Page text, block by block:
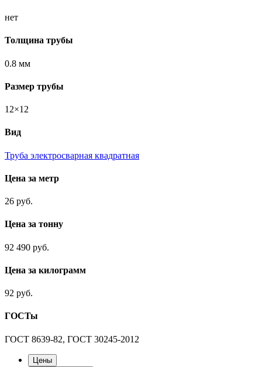
нет
Толщина трубы
0.8 мм
Размер трубы
12×12
Вид
Труба электросварная квадратная
Цена за метр
26 руб.
Цена за тонну
92 490 руб.
Цена за килограмм
92 руб.
ГОСТы
ГОСТ 8639-82, ГОСТ 30245-2012
Цены